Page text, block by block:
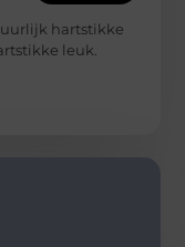
hartstikke
leuk.